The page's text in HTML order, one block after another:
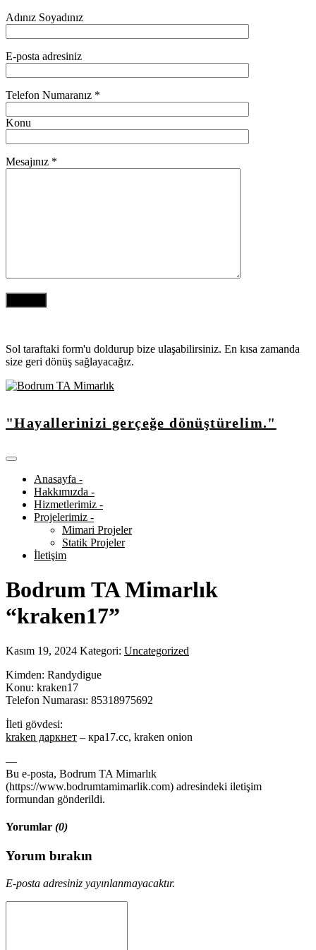
Adınız Soyadınız
E-posta adresiniz
Telefon Numaranız *
Konu
Mesajınız *
Sol taraftaki form'u doldurup bize ulaşabilirsiniz. En kısa zamanda
size geri dönüş sağlayacağız.
"Hayallerinizi gerçeğe dönüştürelim."
Anasayfa -
Hakkımızda -
Hizmetlerimiz -
Projelerimiz -
Mimari Projeler
Statik Projeler
İletişim
Bodrum TA Mimarlık
“kraken17”
Kasım 19, 2024 Kategori: Uncategorized
Kimden: Randydigue
Konu: kraken17
Telefon Numarası: 85318975692
İleti gövdesi:
kraken даркнет – кра17.сс, kraken onion
—
Bu e-posta, Bodrum TA Mimarlık
(https://www.bodrumtamimarlik.com) adresindeki iletişim
formundan gönderildi.
Yorumlar (0)
Yorum bırakın
E-posta adresiniz yayınlanmayacaktır.